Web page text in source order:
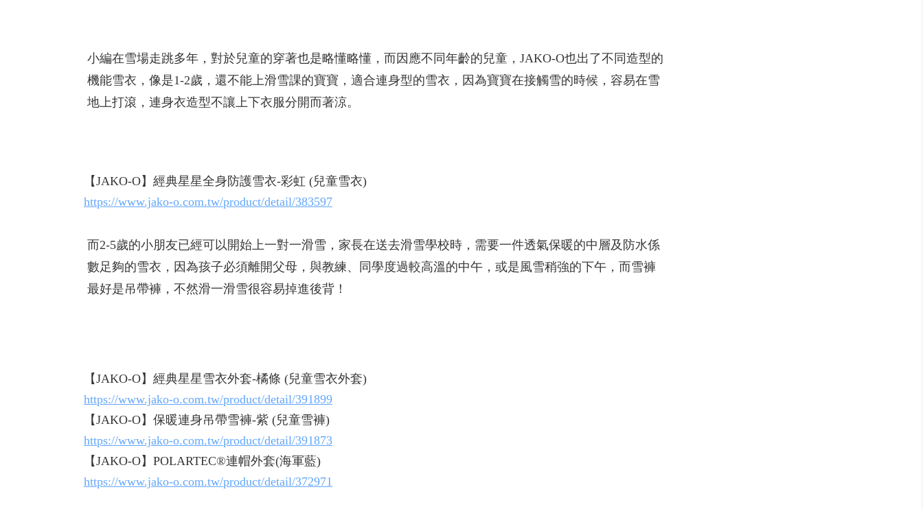
小編在雪場走跳多年，對於兒童的穿著也是略懂略懂，而因應不同年齡的兒童，JAKO-O也出了不同造型的
機能雪衣，像是1-2歲，還不能上滑雪課的寶寶，適合連身型的雪衣，因為寶寶在接觸雪的時候，容易在雪
地上打滾，連身衣造型不讓上下衣服分開而著涼。
【JAKO-O】經典星星全身防護雪衣-彩虹 (兒童雪衣)
https://www.jako-o.com.tw/product/detail/383597
而2-5歲的小朋友已經可以開始上一對一滑雪，家長在送去滑雪學校時，需要一件透氣保暖的中層及防水係
數足夠的雪衣，因為孩子必須離開父母，與教練、同學度過較高溫的中午，或是風雪稍強的下午，而雪褲
最好是吊帶褲，不然滑一滑雪很容易掉進後背！
【JAKO-O】經典星星雪衣外套-橘條 (兒童雪衣外套)
https://www.jako-o.com.tw/product/detail/391899
【JAKO-O】保暖連身吊帶雪褲-紫 (兒童雪褲)
https://www.jako-o.com.tw/product/detail/391873
【JAKO-O】POLARTEC®連帽外套(海軍藍)
https://www.jako-o.com.tw/product/detail/372971